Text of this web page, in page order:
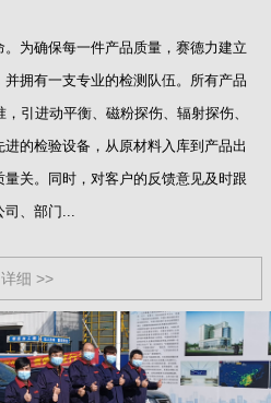
保每一件产品质量，赛德力建立
拥有一支专业的检测队伍。所有产品
引进动平衡、磁粉探伤、辐射探伤、
的检验设备，从原材料入库到产品出
关。同时，对客户的反馈意见及时跟
、部门...
详细 >>